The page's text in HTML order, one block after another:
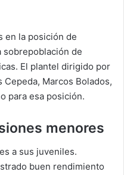
en la posición de
sobrepoblación de
El plantel dirigido por
Marcos Bolados,
para esa posición.
menores
a sus juveniles.
buen rendimiento